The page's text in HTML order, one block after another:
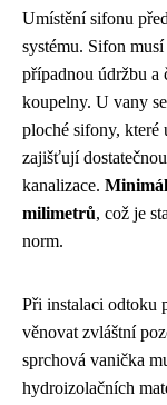
Umístění sifonu
systému. Sifon
případnou údržbu a
koupelny. U vany
ploché sifony, které
zajišťují
kanalizace.
milimetrů, což je
norm.
Při instalaci odtoku
věnovat zvláštní
sprchová vanička
hydroizolačních